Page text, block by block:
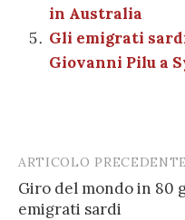
in Australia
Gli emigrati
Giovanni Pilu a
Post
navigation
ARTICOLO PRECEDENTE
Giro del mondo in 80
emigrati sardi